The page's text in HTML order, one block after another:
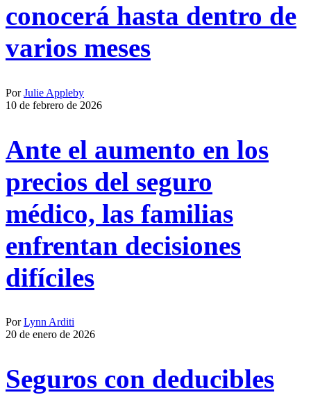
conocerá hasta dentro de
varios meses
PorJulie Appleby
10 de febrero de 2026
Ante el aumento en los
precios del seguro
médico, las familias
enfrentan decisiones
difíciles
PorLynn Arditi
20 de enero de 2026
Seguros con deducibles